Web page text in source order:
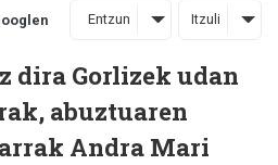
Entzun Itzuli
dira Gorlizek udan
abuztuaren
Andra Mari